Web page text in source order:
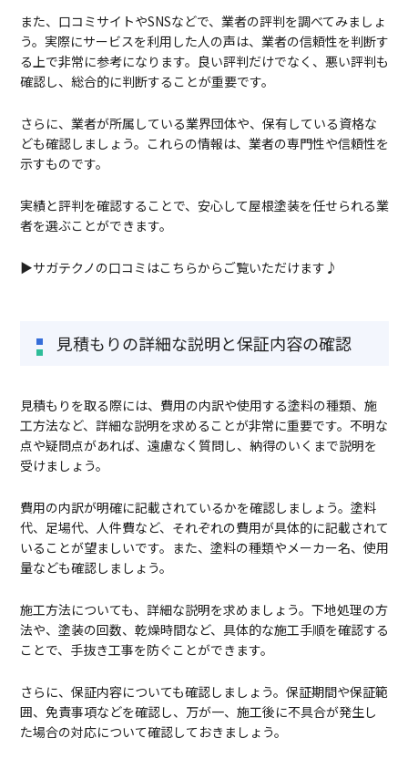
また、口コミサイトやSNSなどで、業者の評判を調べてみましょ
う。実際にサービスを利用した人の声は、業者の信頼性を判断す
る上で非常に参考になります。良い評判だけでなく、悪い評判も
確認し、総合的に判断することが重要です。
さらに、業者が所属している業界団体や、保有している資格な
ども確認しましょう。これらの情報は、業者の専門性や信頼性を
示すものです。
実績と評判を確認することで、安心して屋根塗装を任せられる業
者を選ぶことができます。
▶サガテクノの口コミはこちらからご覧いただけます♪
見積もりの詳細な説明と保証内容の確認
見積もりを取る際には、費用の内訳や使用する塗料の種類、施
工方法など、詳細な説明を求めることが非常に重要です。不明な
点や疑問点があれば、遠慮なく質問し、納得のいくまで説明を
受けましょう。
費用の内訳が明確に記載されているかを確認しましょう。塗料
代、足場代、人件費など、それぞれの費用が具体的に記載されて
いることが望ましいです。また、塗料の種類やメーカー名、使用
量なども確認しましょう。
施工方法についても、詳細な説明を求めましょう。下地処理の方
法や、塗装の回数、乾燥時間など、具体的な施工手順を確認する
ことで、手抜き工事を防ぐことができます。
さらに、保証内容についても確認しましょう。保証期間や保証範
囲、免責事項などを確認し、万が一、施工後に不具合が発生し
た場合の対応について確認しておきましょう。